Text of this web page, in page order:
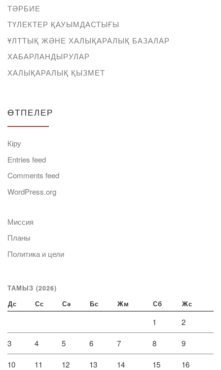
ТӘРБИЕ
ТҮЛЕКТЕР ҚАУЫМДАСТЫҒЫ
ҰЛТТЫҚ ЖӘНЕ ХАЛЫҚАРАЛЫҚ БАЗАЛАР
ХАБАРЛАНДЫРУЛАР
ХАЛЫҚАРАЛЫҚ ҚЫЗМЕТ
ӨТПЕЛЕР
Кіру
Entries feed
Comments feed
WordPress.org
Миссия
Планы
Политика и цели
ТАМЫЗ (2026)
Дс Сс Сә Бс Жм Сб Жс
1 2
3 4 5 6 7 8 9
10 11 12 13 14 15 16